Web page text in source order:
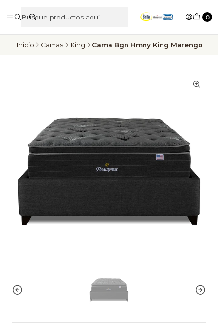
0
Inicio Camas King Cama Bgn Hmny King Marengo